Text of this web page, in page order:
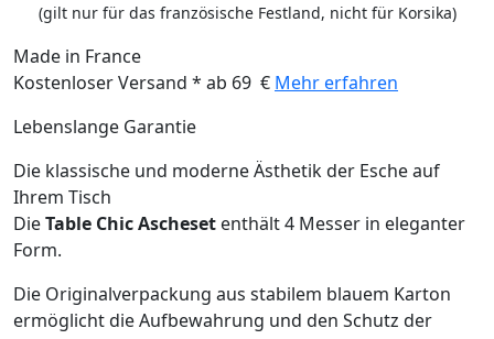
(gilt nur für das französische Festland, nicht für Korsika)
Made in France
Kostenloser Versand * ab 69 € Mehr erfahren
Lebenslange Garantie
Die klassische und moderne Ästhetik der Esche auf
Ihrem Tisch
DieTable Chic Ascheset enthält 4 Messer in eleganter
Form.
Die Originalverpackung aus stabilem blauem Karton
ermöglicht die Aufbewahrung und den Schutz der